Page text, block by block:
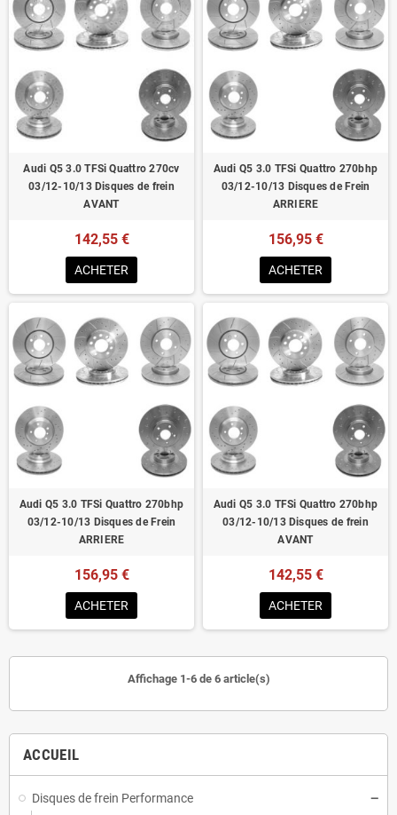
ACCUEIL
Disques de frein Performance
Audi Q5 3.0 TFSi Quattro 270cv
03/12-10/13 Disques de frein
AVANT
142,55 €
ACHETER
Audi Q5 3.0 TFSi Quattro 270bhp
03/12-10/13 Disques de Frein
ARRIERE
156,95 €
ACHETER
Audi Q5 3.0 TFSi Quattro 270bhp
03/12-10/13 Disques de Frein
ARRIERE
156,95 €
ACHETER
Audi Q5 3.0 TFSi Quattro 270bhp
03/12-10/13 Disques de frein
AVANT
142,55 €
ACHETER
Affichage 1-6 de 6 article(s)